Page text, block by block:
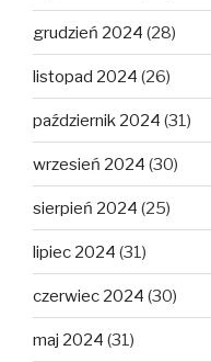
grudzień 2024 (28)
listopad 2024 (26)
październik 2024 (31)
wrzesień 2024 (30)
sierpień 2024 (25)
lipiec 2024 (31)
czerwiec 2024 (30)
maj 2024 (31)